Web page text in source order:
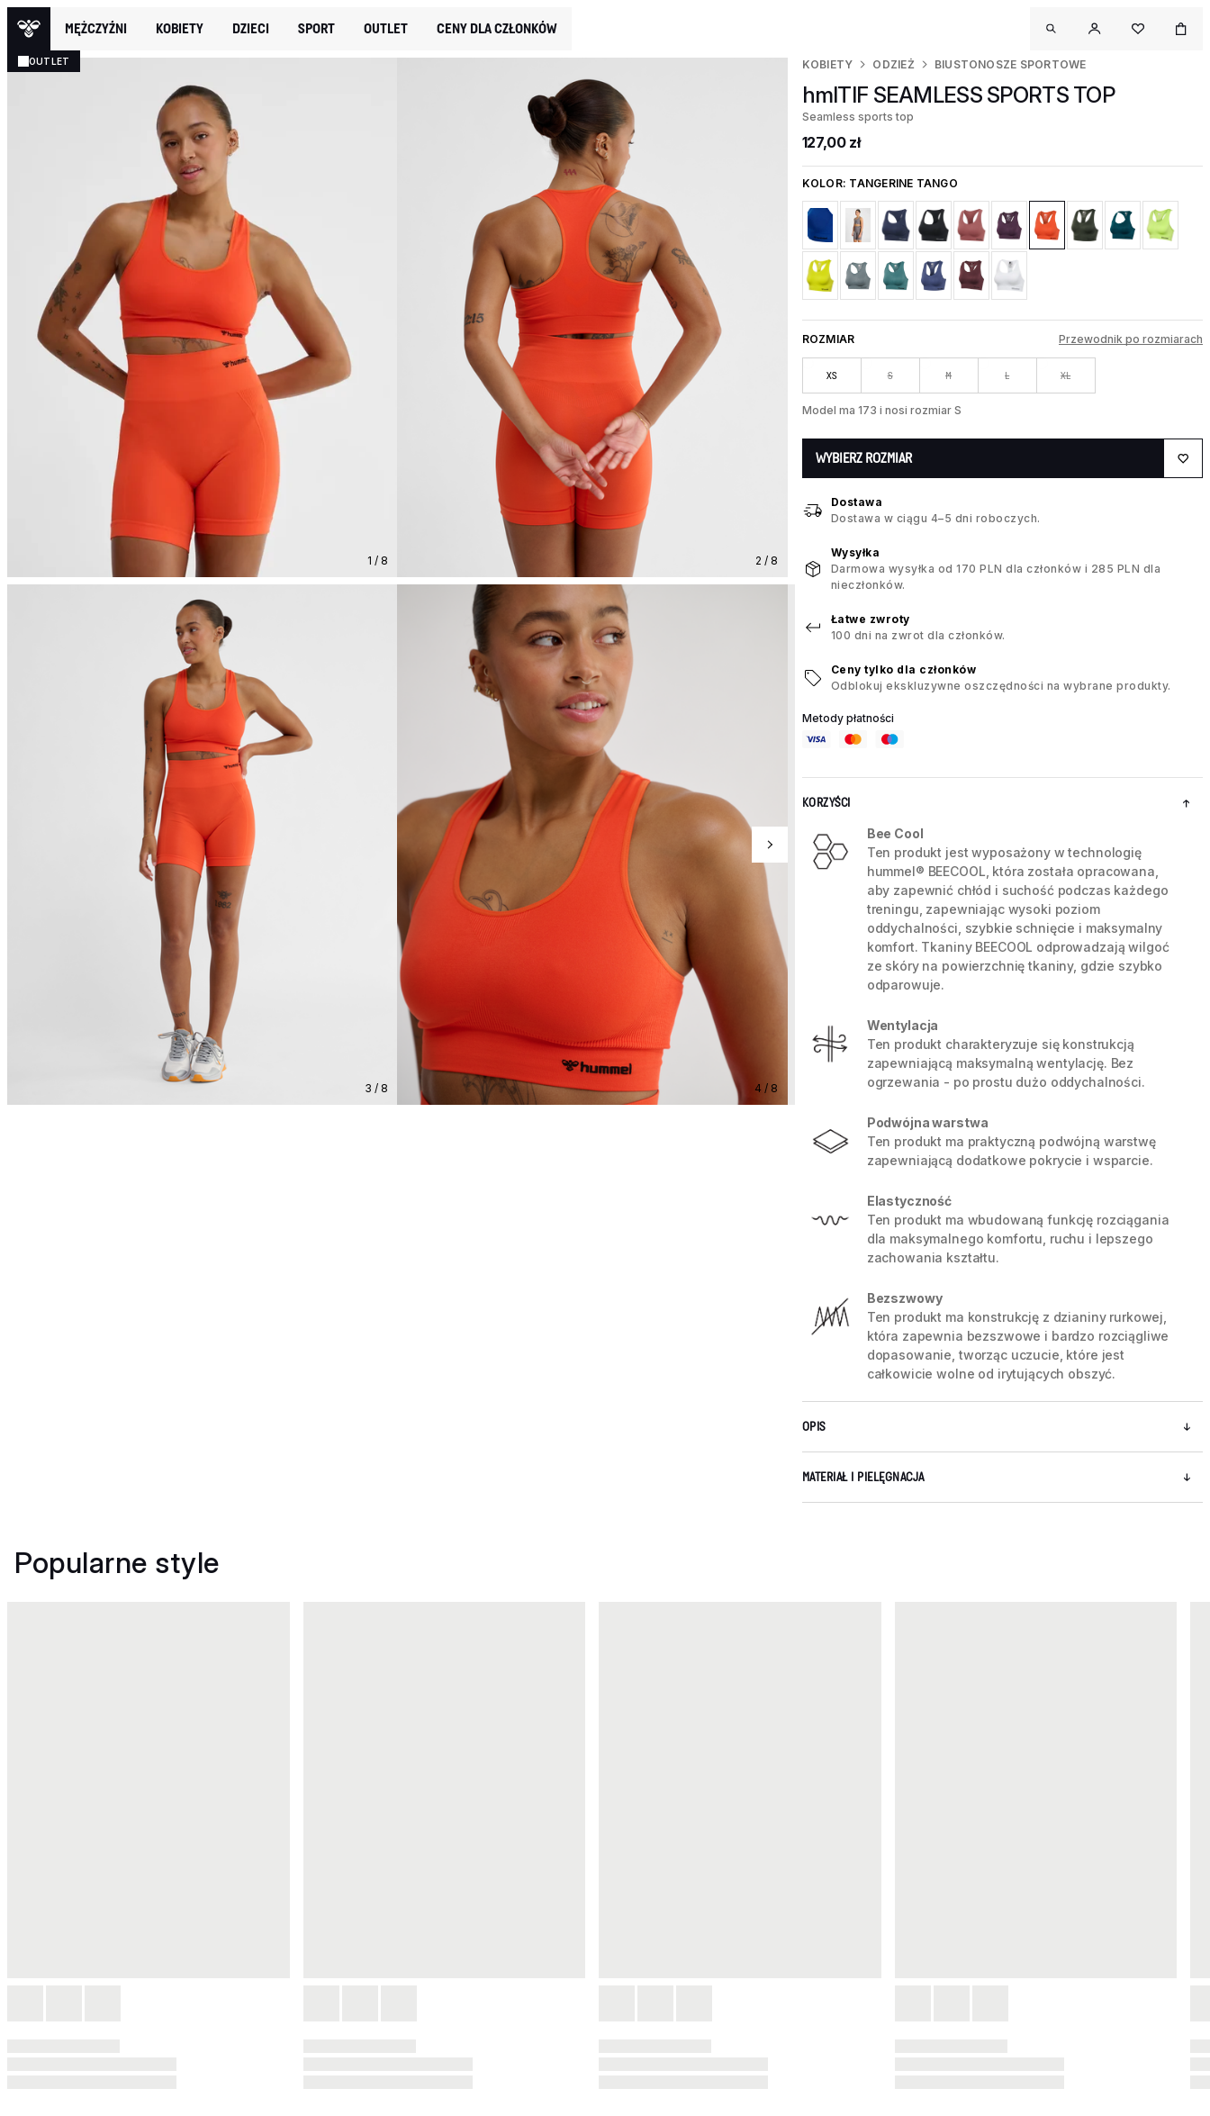
MĘŻCZYŹNI KOBIETY DZIECI SPORT OUTLET CENY DLA CZŁONKÓW
OUTLET
1 / 8 2 / 8
3 / 8 4 / 8
KOBIETY ODZIEŻ BIUSTONOSZE SPORTOWE
hmlTIF SEAMLESS SPORTS TOP
Seamless sports top
127,00 zł
KOLOR: TANGERINE TANGO
ROZMIAR Przewodnik po rozmiarach
XS S M L XL
Model ma 173 i nosi rozmiar S
WYBIERZ ROZMIAR
Dostawa
Dostawa w ciągu 4–5 dni roboczych.
Wysyłka
Darmowa wysyłka od 170 PLN dla członków i 285 PLN dla
nieczłonków.
Łatwe zwroty
100 dni na zwrot dla członków.
Ceny tylko dla członków
Odblokuj ekskluzywne oszczędności na wybrane produkty.
Metody płatności
KORZYŚCI
Bee Cool
Ten produkt jest wyposażony w technologię
hummel® BEECOOL, która została opracowana,
aby zapewnić chłód i suchość podczas każdego
treningu, zapewniając wysoki poziom
oddychalności, szybkie schnięcie i maksymalny
komfort. Tkaniny BEECOOL odprowadzają wilgoć
ze skóry na powierzchnię tkaniny, gdzie szybko
odparowuje.
Wentylacja
Ten produkt charakteryzuje się konstrukcją
zapewniającą maksymalną wentylację. Bez
ogrzewania - po prostu dużo oddychalności.
Podwójna warstwa
Ten produkt ma praktyczną podwójną warstwę
zapewniającą dodatkowe pokrycie i wsparcie.
Elastyczność
Ten produkt ma wbudowaną funkcję rozciągania
dla maksymalnego komfortu, ruchu i lepszego
zachowania kształtu.
Bezszwowy
Ten produkt ma konstrukcję z dzianiny rurkowej,
która zapewnia bezszwowe i bardzo rozciągliwe
dopasowanie, tworząc uczucie, które jest
całkowicie wolne od irytujących obszyć.
OPIS
MATERIAŁ I PIELĘGNACJA
Popularne style